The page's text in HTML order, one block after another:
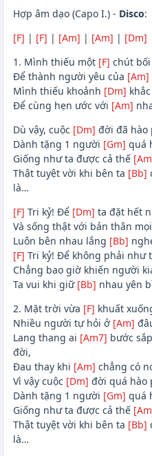
Hợp âm dạo (Capo I.) - Disco:
[F] | [F] | [Am] | [Am] | [Dm]
1. Mình thiếu một [F] chút
Để thành người yêu của [Am]
Mình thiếu khoảnh [Dm]
Để cùng hẹn ước với [Am]
Dù vậy, cuộc [Dm] đời đã hào
Dành tặng 1 người [Gm] quá
Giống như ta được cả thế
Thật tuyệt vời khi bên ta [Bb]
là…
[F] Tri kỷ! Để [Dm] ta đặt hết
Và sống thật với bản thân mọi
Luôn bên nhau lắng [Bb]
[F] Tri kỷ! Để không phải như
Chẳng bao giờ khiến người
Ta vui khi giữ [Bb] nhau yên
2. Mặt trời vừa [F] khuất
Nhiều người tự hỏi ở [Am]
Lang thang ai [Am7] bước
đời,
Đau thay khi [Am] chẳng có
Vì vậy cuộc [Dm] đời quá hào
Dành tặng 1 người [Gm] quá
Giống như ta được cả thế
Thật tuyệt vời khi bên ta [Bb]
là…